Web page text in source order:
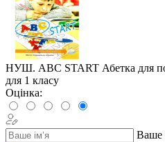
НУШ. ABC START Абетка для
для 1 класу
Оцінка:
Ваше